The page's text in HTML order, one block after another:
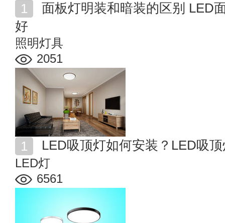
好
照明灯具
2051
LED吸顶灯如何安装？LED吸
LED灯
6561